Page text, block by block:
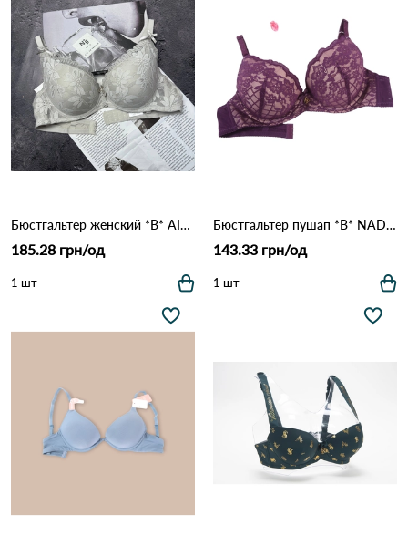
Бюстгальтер женский *B* AIMINA 38160 Сірий
185.28 грн/од
1 шт
Бюстгальтер пушап *B* NADIZI 2102 Марсала
143.33 грн/од
1 шт